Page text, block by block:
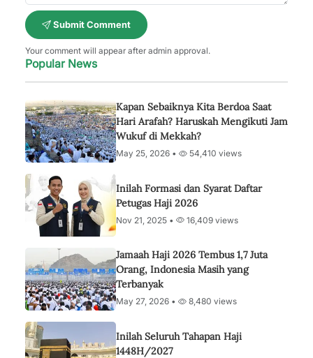
Submit Comment
Your comment will appear after admin approval.
Popular News
Kapan Sebaiknya Kita Berdoa Saat
Hari Arafah? Haruskah Mengikuti Jam
Wukuf di Mekkah?
May 25, 2026 • 54,410 views
Inilah Formasi dan Syarat Daftar
Petugas Haji 2026
Nov 21, 2025 • 16,409 views
Jamaah Haji 2026 Tembus 1,7 Juta
Orang, Indonesia Masih yang
Terbanyak
May 27, 2026 • 8,480 views
Inilah Seluruh Tahapan Haji
1448H/2027